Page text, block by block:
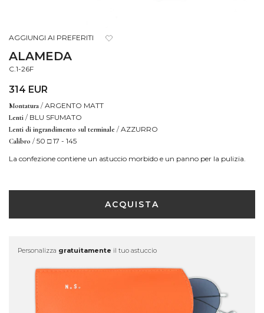
AGGIUNGI AI PREFERITI
ALAMEDA
C.1-26F
314 EUR
Montatura / ARGENTO MATT
Lenti / BLU SFUMATO
Lenti di ingrandimento sul terminale / AZZURRO
Calibro / 50 □ 17 - 145
La confezione contiene un astuccio morbido e un panno per la pulizia.
ACQUISTA
Personalizza gratuitamente il tuo astuccio